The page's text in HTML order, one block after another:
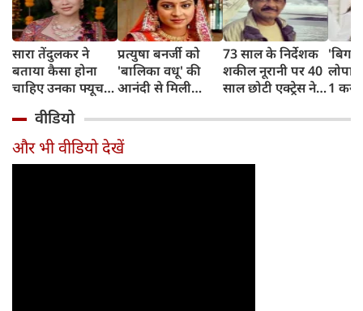
सारा तेंदुलकर ने
बताया कैसा होना
चाहिए उनका फ्यूचर
की जोड़ी से ली प्रेरणा
प्रत्युषा बनर्जी को
'बालिका वधू' की
आनंदी से मिली
ने सबको झकझोर
दिया
73 साल के निर्देशक
शकील नूरानी पर 40
साल छोटी एक्ट्रेस ने
ब्लैकमेलिंग का
'बिग
1
गया
वीडियो
और भी वीडियो देखें